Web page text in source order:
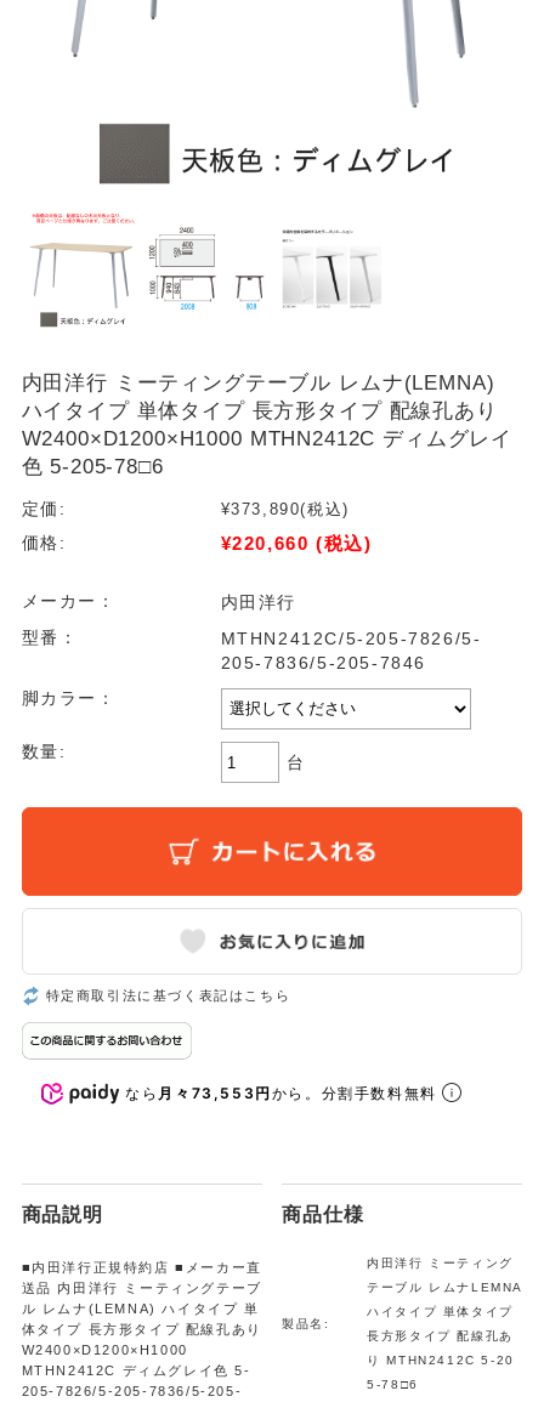
内田洋行 ミーティングテーブル レムナ(LEMNA)
ハイタイプ 単体タイプ 長方形タイプ 配線孔あり
W2400×D1200×H1000 MTHN2412C ディムグレイ
色 5-205-78□6
定価: ¥373,890(税込)
価格:
¥220,660 (税込)
メーカー：
内田洋行
型番：
MTHN2412C/5-205-7826/5-
205-7836/5-205-7846
脚カラー：
数量:
台
特定商取引法に基づく表記はこちら
なら 月々73,553円から。分割手数料無料
商品説明
■内田洋行正規特約店 ■メーカー直
送品 内田洋行 ミーティングテーブ
ル レムナ(LEMNA) ハイタイプ 単
体タイプ 長方形タイプ 配線孔あり
W2400×D1200×H1000
MTHN2412C ディムグレイ色 5-
205-7826/5-205-7836/5-205-
商品仕様
製品名:
内田洋行 ミーティング
テーブル レムナLEMNA
ハイタイプ 単体タイプ
長方形タイプ 配線孔あ
り MTHN2412C 5-20
5-78□6